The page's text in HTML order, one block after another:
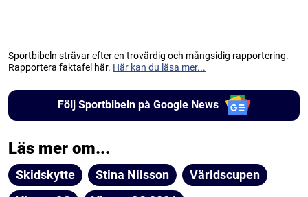
Sportbibeln strävar efter en trovärdig och mångsidig rapportering.
Rapportera faktafel här. Här kan du läsa mer...
Följ Sportbibeln på Google News
Läs mer om...
Skidskytte Stina Nilsson
Världscupen